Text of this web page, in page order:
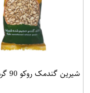
شیرین گندمک روکو 90 گرمی